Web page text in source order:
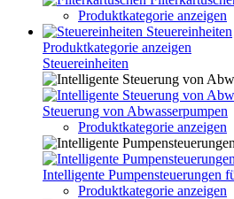
Produktkategorie anzeigen
Steuereinheiten
Produktkategorie anzeigen
Steuereinheiten
Steuerung von Abwasserpumpen
Produktkategorie anzeigen
Intelligente Pumpensteuerungen
Produktkategorie anzeigen